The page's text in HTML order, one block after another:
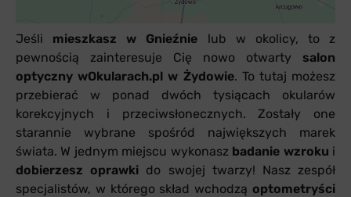
Jeśli mieszkasz w Gnieźnie lub w okolicy, to z
pewnością zainteresuje Cię nowo otwarty salon
optyczny wOkularach.pl w Żydowie. To tutaj możesz
przebierać w ponad dwóch tysiącach okularów
korekcyjnych i przeciwsłonecznych. Zostały one
starannie wybrane spośród największych marek
świata. W jednym miejscu wykonasz badanie wzroku i
dobierzesz oprawki do swojej twarzy! Nasz zespół
specjalistów, w którego skład wchodzą optometryści